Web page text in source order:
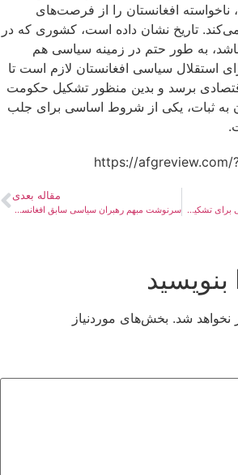
ناخواسته افغانستان را از فرصت‌های
تاریخ نشان داده است، کشوری که در
به طور حتم در زمینه سیاسی هم
استقلال سیاسی افغانستان لازم است تا
برسد و بدین منظور تشکیل حکومت
به ثبات، یکی از شروط اساسی برای جلب
مردم سالاری مشارکتی؛ راه‌حلی برای تشکیل دولت فراگیر
مقاله بعدی
سرنوشت مبهم رهبران سیاسی سابق افغانستان
بنویسید
نخواهد شد. بخش‌های موردنیاز